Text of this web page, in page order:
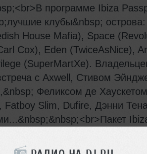
программе Ibiza
клубы&nbsp;
House Mafia), Space
Cox), Eden (TwiceAsNice),
(SuperMartXe).
с Axwell, Стивом
Феликсом де
Fatboy Slim, Dufire, Дэнни
можно&nbsp;купить
в офисах компании Natalie